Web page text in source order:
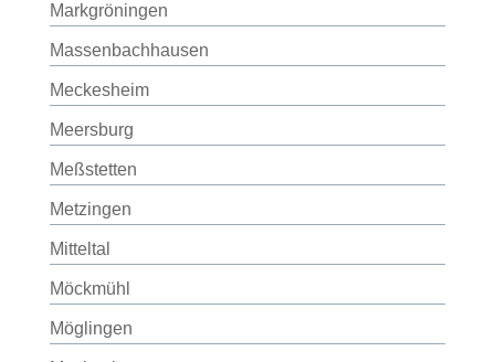
Markgröningen
Massenbachhausen
Meckesheim
Meersburg
Meßstetten
Metzingen
Mitteltal
Möckmühl
Möglingen